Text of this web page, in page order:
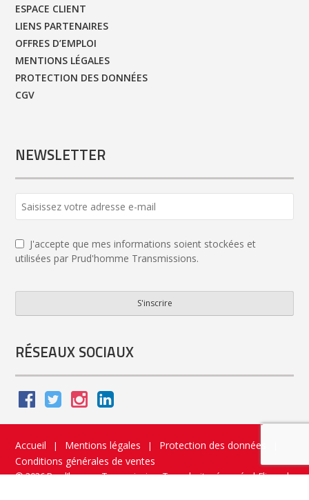
ESPACE CLIENT
LIENS PARTENAIRES
OFFRES D’EMPLOI
MENTIONS LÉGALES
PROTECTION DES DONNÉES
CGV
NEWSLETTER
J'accepte que mes informations soient stockées et
utilisées par Prud'homme Transmissions.
S'inscrire
RÉSEAUX SOCIAUX
Accueil | Mentions légales | Protection des données
Conditions générales de ventes
© 2026 Prud’homme Transmission. Tous droits réservés|Flippad